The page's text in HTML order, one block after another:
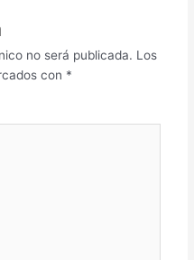
no será publicada. Los
con *